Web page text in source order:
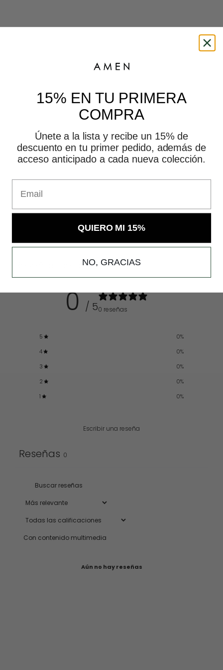
Reseñas de clientes
0 / 50 reseñas
5 0%
4
0%
3
0%
2
0%
1
0%
Escribir una reseña
Reseñas 0
Con contenido multimedia
Aún no hay reseñas
15% EN TU PRIMERA
COMPRA
Únete a la lista y recibe un 15% de
descuento en tu primer pedido, además de
acceso anticipado a cada nueva colección.
QUIERO MI 15%
NO, GRACIAS